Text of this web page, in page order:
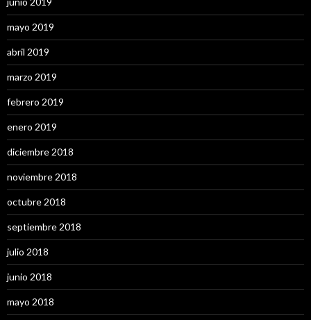
mayo 2019
abril 2019
marzo 2019
febrero 2019
enero 2019
diciembre 2018
noviembre 2018
octubre 2018
septiembre 2018
julio 2018
junio 2018
mayo 2018